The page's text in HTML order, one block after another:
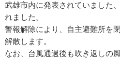
武雄市内に発表されていました
れました。
警報解除により、自主避難所を
解散します。
なお、台風通過後も吹き返しの